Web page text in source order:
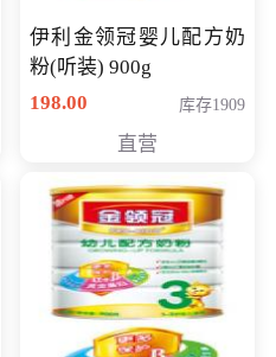
伊利金领冠婴儿配方奶
粉(听装) 900g
198.00
库存1909
直营